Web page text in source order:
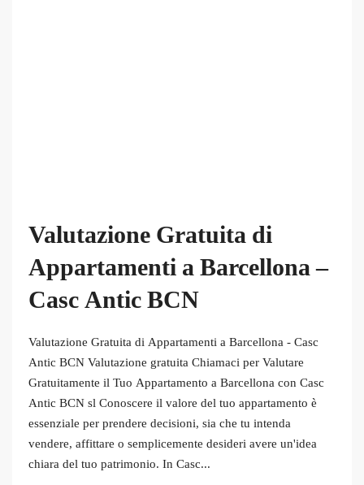
Valutazione Gratuita di
Appartamenti a Barcellona –
Casc Antic BCN
Valutazione Gratuita di Appartamenti a Barcellona - Casc
Antic BCN Valutazione gratuita Chiamaci per Valutare
Gratuitamente il Tuo Appartamento a Barcellona con Casc
Antic BCN sl Conoscere il valore del tuo appartamento è
essenziale per prendere decisioni, sia che tu intenda
vendere, affittare o semplicemente desideri avere un'idea
chiara del tuo patrimonio. In Casc...